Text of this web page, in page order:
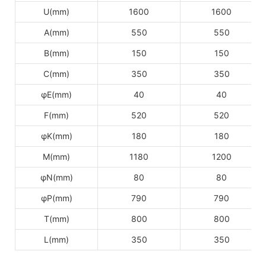
U(mm) 1600 1600
A(mm) 550 550
B(mm) 150 150
C(mm) 350 350
φE(mm) 40 40
F(mm) 520 520
φK(mm) 180 180
M(mm) 1180 1200
φN(mm) 80 80
φP(mm) 790 790
T(mm) 800 800
L(mm) 350 350